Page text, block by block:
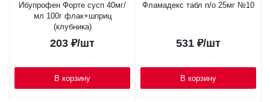
Ибупрофен Форте сусп 40мг/
мл 100г флак+шприц
(клубника)
203 ₽/шт
В корзину
Фламадекс табл п/о 25мг №10
531 ₽/шт
В корзину